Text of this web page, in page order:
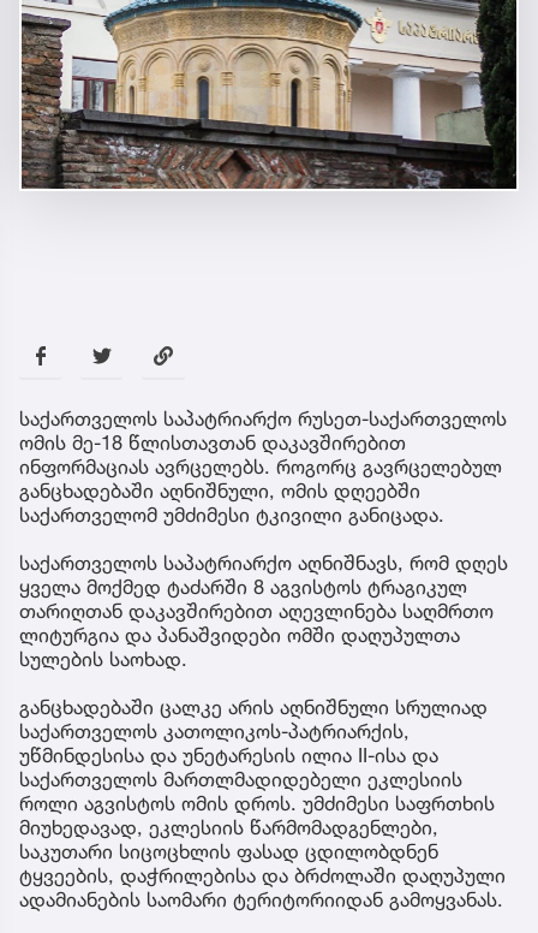
საქართველოს საპატრიარქო რუსეთ-საქართველოს
ომის მე-18 წლისთავთან დაკავშირებით
ინფორმაციას ავრცელებს. როგორც გავრცელებულ
განცხადებაში აღნიშნული, ომის დღეებში
საქართველომ უმძიმესი ტკივილი განიცადა.
საქართველოს საპატრიარქო აღნიშნავს, რომ დღეს
ყველა მოქმედ ტაძარში 8 აგვისტოს ტრაგიკულ
თარიღთან დაკავშირებით აღევლინება საღმრთო
ლიტურგია და პანაშვიდები ომში დაღუპულთა
სულების საოხად.
განცხადებაში ცალკე არის აღნიშნული სრულიად
საქართველოს კათოლიკოს-პატრიარქის,
უწმინდესისა და უნეტარესის ილია II-ისა და
საქართველოს მართლმადიდებელი ეკლესიის
როლი აგვისტოს ომის დროს. უმძიმესი საფრთხის
მიუხედავად, ეკლესიის წარმომადგენლები,
საკუთარი სიცოცხლის ფასად ცდილობდნენ
ტყვეების, დაჭრილებისა და ბრძოლაში დაღუპული
ადამიანების საომარი ტერიტორიიდან გამოყვანას.